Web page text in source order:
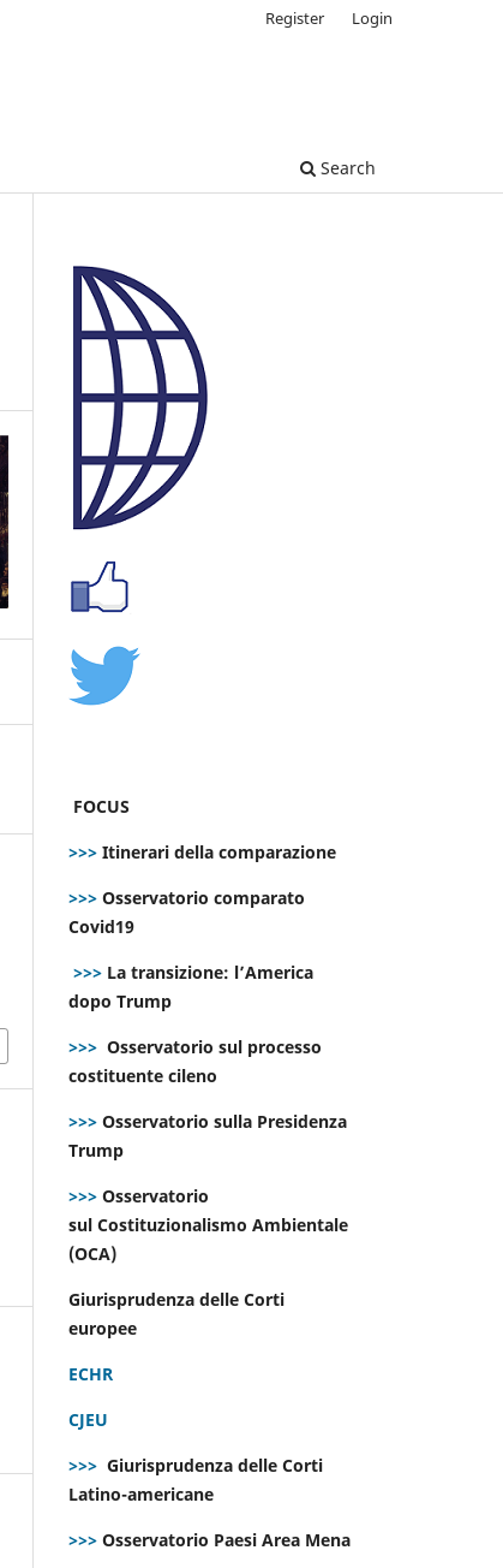
Search
Register Login
FOCUS
>>> Itinerari della comparazione
>>> Osservatorio comparato
Covid19
>>> La transizione: l’America
dopo Trump
>>> Osservatorio sul processo
costituente cileno
>>> Osservatorio sulla Presidenza
Trump
>>> Osservatorio
sul Costituzionalismo Ambientale
(OCA)
Giurisprudenza delle Corti
europee
ECHR
CJEU
>>> Giurisprudenza delle Corti
Latino-americane
>>> Osservatorio Paesi Area Mena